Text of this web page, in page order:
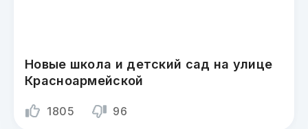
Новые школа и детский сад на улице
Красноармейской
1805 96